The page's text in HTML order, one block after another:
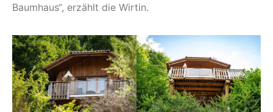
Baumhaus“, erzählt die Wirtin.